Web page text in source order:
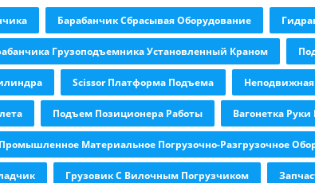
Барабанчик Сбрасывая Оборудование
Грузоподъемника Установленный Краном
Scissor Платформа Подъема
Подъем Позиционера Работы Вагонетка
Промышленное Материальное Погрузочно-Разгрузочное
Грузовик С Вилочным Погрузчиком